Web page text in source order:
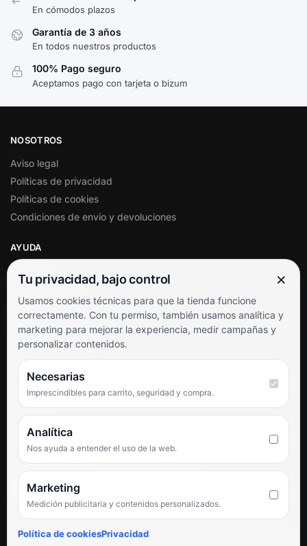
En cómodos plazos
Garantía de 3 años
En todos nuestros productos
100% Pago seguro
Aceptamos pago con tarjeta o bizum
NOSOTROS
Aviso legal
Políticas de privacidad
Políticas de cookies
Condiciones de envío y devoluciones
AYUDA
Soporte al cliente
Contacto
Términos y condiciones
Preguntas frecuentes
SÍGUENOS
Facebook
TikTok
PUNTUACIÓN DE 4,6 SOBRE 5 EN GOOGLE
★★★★★
Hemos comprado en varias ocasiones y siempre dan respuesta.
Tu privacidad, bajo control ×
Usamos cookies técnicas para que la tienda funcione
correctamente. Con tu permiso, también usamos analítica y
marketing para mejorar la experiencia, medir campañas y
personalizar contenidos.
Necesarias
Imprescindibles para carrito, seguridad y compra.
Analítica
Nos ayuda a entender el uso de la web.
Marketing
Medición publicitaria y contenidos personalizados.
Política de cookiesPrivacidad